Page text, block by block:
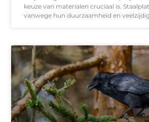
keuze van materialen cruciaal is.
vanwege hun duurzaamheid en